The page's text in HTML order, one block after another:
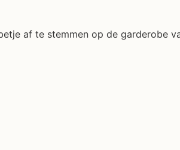
af te stemmen op de garderobe